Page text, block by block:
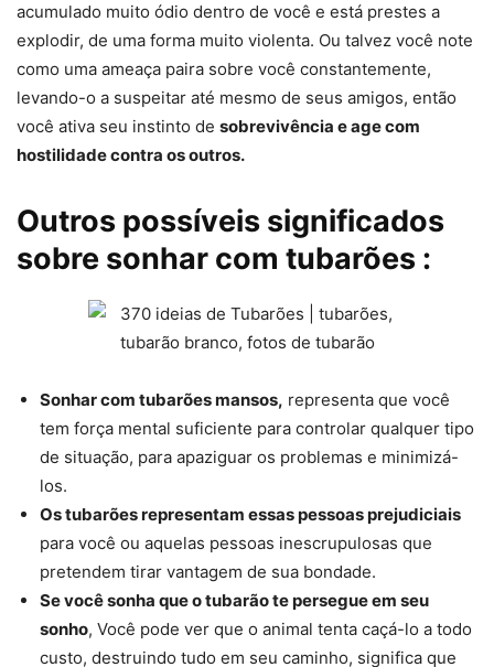
acumulado muito ódio dentro de você e está prestes a
explodir, de uma forma muito violenta. Ou talvez você note
como uma ameaça paira sobre você constantemente,
levando-o a suspeitar até mesmo de seus amigos, então
você ativa seu instinto de sobrevivência e age com
hostilidade contra os outros.
Outros possíveis significados
sobre sonhar com tubarões :
Sonhar com tubarões mansos, representa que você
tem força mental suficiente para controlar qualquer tipo
de situação, para apaziguar os problemas e minimizá-
los.
Os tubarões representam essas pessoas prejudiciais
para você ou aquelas pessoas inescrupulosas que
pretendem tirar vantagem de sua bondade.
Se você sonha que o tubarão te persegue em seu
sonho, Você pode ver que o animal tenta caçá-lo a todo
custo, destruindo tudo em seu caminho, significa que